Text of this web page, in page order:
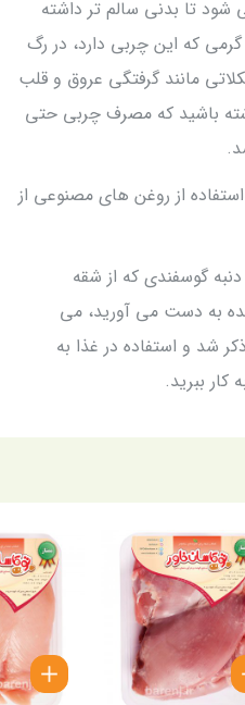
تا بدنی سالم تر داشته
که این چربی دارد، در رگ
مانند گرفتگی عروق و قلب
باشید که مصرف چربی حتی
از روغن های مصنوعی از
گوسفندی که از شقه
به دست می آورید، می
شد و استفاده در غذا به
ببرید.